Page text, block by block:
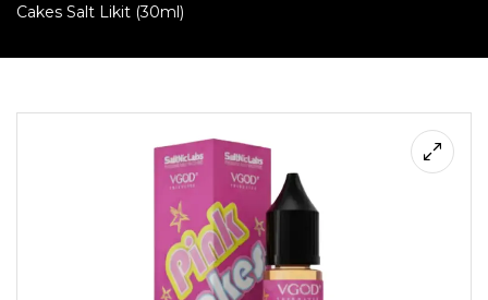
Cakes Salt Likit (30ml)